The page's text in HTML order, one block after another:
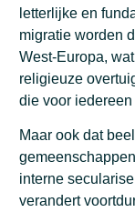
letterlijke en
migratie worden
West-Europa,
religieuze
die voor
Maar ook dat
interne
verandert